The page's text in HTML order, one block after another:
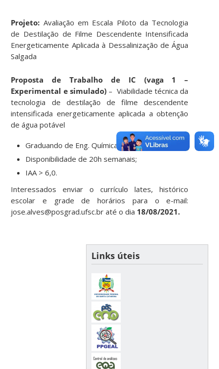
Projeto: Avaliação em Escala Piloto da Tecnologia
de Destilação de Filme Descendente Intensificada
Energeticamente Aplicada à Dessalinização de Água
Salgada
Proposta de Trabalho de IC (vaga 1 –
Experimental e simulado)– Viabilidade técnica da
tecnologia de destilação de filme descendente
intensificada energeticamente aplicada a obtenção
de água potável
Graduando de Eng. Química;
Disponibilidade de 20h semanais;
IAA > 6,0.
Interessados enviar o currículo lates, histórico
escolar e grade de horários para o e-mail:
jose.alves@posgrad.ufsc.br até o dia 18/08/2021.
Links úteis